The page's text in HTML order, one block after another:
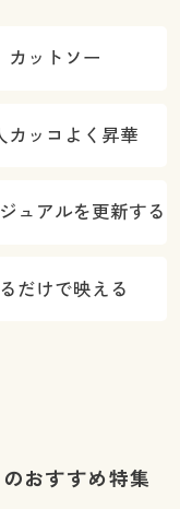
カットソー
カッコよく昇華
ュアルを更新する
だけで映える
おすすめ特集